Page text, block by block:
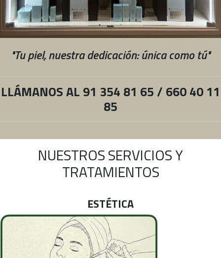
"Tu piel, nuestra dedicación: única como tú"
LLÁMANOS AL 91 354 81 65 / 660 40 11
85
NUESTROS SERVICIOS Y
TRATAMIENTOS
ESTÉTICA